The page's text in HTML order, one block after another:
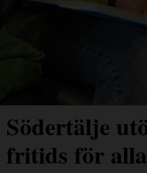
Södertälje
fritids för